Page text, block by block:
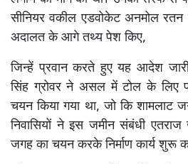
सीनियर वकील एडवोकेट अनमोल रतन
अदालत के आगे तथ्य पेश किए,
जिन्हें प्रवान करते हुए यह आदेश
सिंह ग्रोवर ने असल में टोल के लिए
चयन किया गया था, जो कि शामलाट
निवासियों ने इस जमीन संबंधी एतराज
जगह का चयन करके निर्माण कार्य शुरू